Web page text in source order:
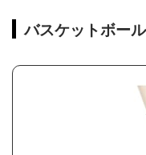
バスケットボー